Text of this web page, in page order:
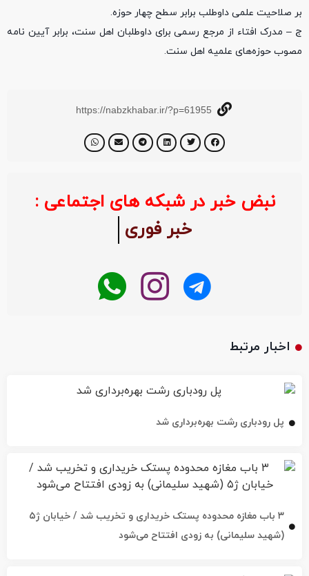
بر صلاحیت علمی داوطلب برابر سطح چهار حوزه.
ج – مدرک افتاء از مرجع رسمی برای داوطلبان اهل سنت، برابر آیین نامه
مصوب حوزه‌های علمیه اهل سنت.
https://nabzkhabar.ir/?p=61955
نبض خبر در شبکه های اجتماعی :
خبر فوری
اخبار مرتبط
پل رودباری رشت بهره‌برداری شد
۳ باب مغازه محدوده پستک خریداری و تخریب شد / خیابان ژ۵
(شهید سلیمانی) به زودی افتتاح می‌شود